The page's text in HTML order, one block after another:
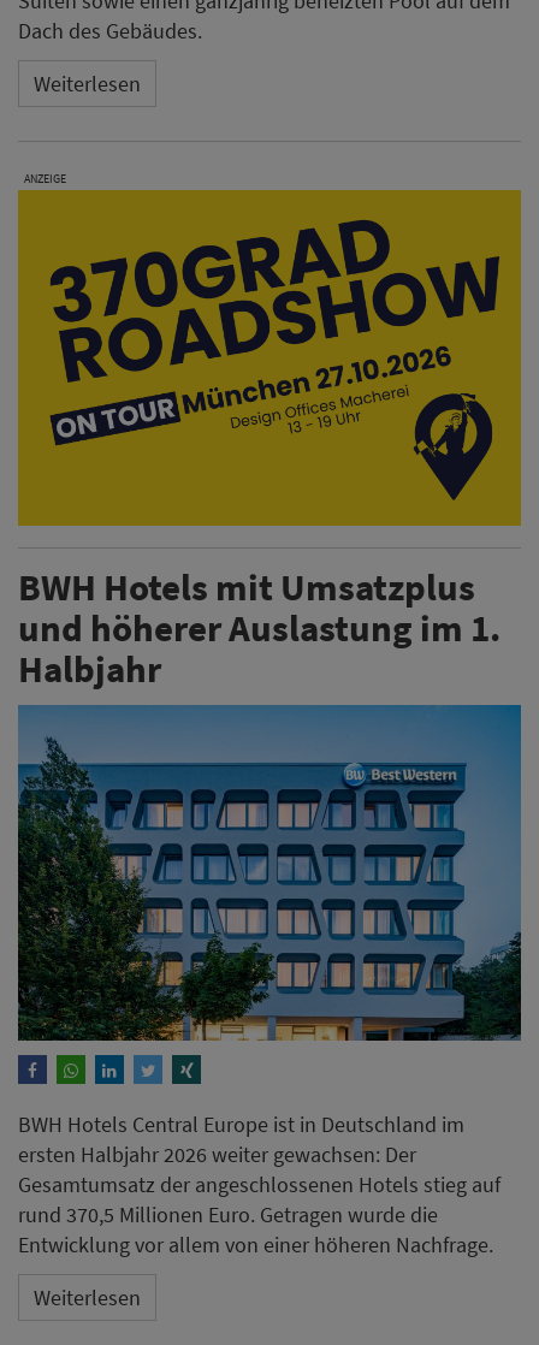
Dach des Gebäudes.
Weiterlesen
ANZEIGE
BWH Hotels mit Umsatzplus
und höherer Auslastung im 1.
Halbjahr
BWH Hotels Central Europe ist in Deutschland im
ersten Halbjahr 2026 weiter gewachsen: Der
Gesamtumsatz der angeschlossenen Hotels stieg auf
rund 370,5 Millionen Euro. Getragen wurde die
Entwicklung vor allem von einer höheren Nachfrage.
Weiterlesen